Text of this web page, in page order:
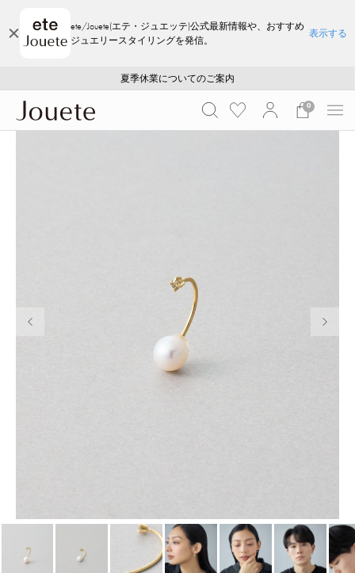
ete/Jouete(エテ・ジュエッテ)公式最新情報や、おすすめ
ジュエリースタイリングを発信。
表示する
採用のご案内
ご注文いただいたお品物のお届け状況について
夏季休業についてのご案内
WEB LIMITED ITEMS >>
採用のご案内
ご注文いただいたお品物のお届け状況について
0